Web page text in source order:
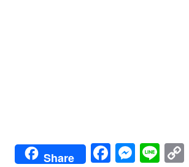
Share Facebook
Line